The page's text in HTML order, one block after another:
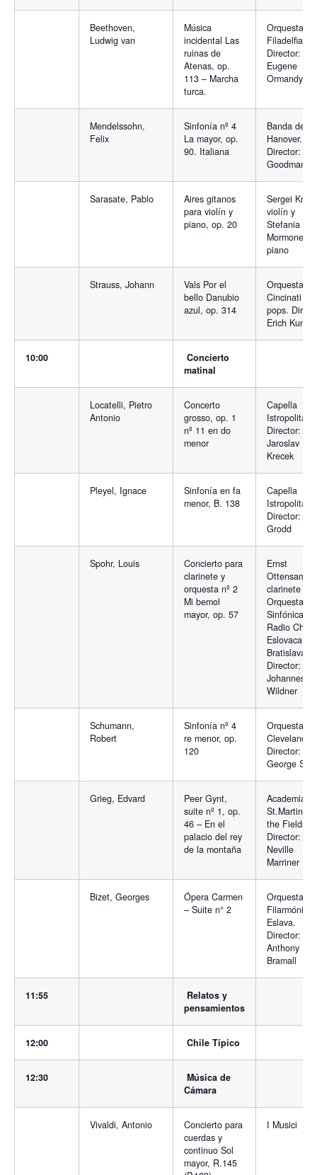
Beethoven,
Ludwig van
Música
incidental Las
ruinas de
Atenas, op.
113 – Marcha
turca.
Orquesta de
Filadelfia.
Director:
Eugene
Ormandy
Mendelssohn,
Felix
Sinfonía nº 4
La mayor, op.
90. Italiana
Banda de
Hanover.
Director:
Goodman
Sarasate, Pablo
Aires gitanos
para violín y
piano, op. 20
Sergei
violín y
Stefania
Mormone,
piano
Strauss, Johann
Vals Por el
bello Danubio
azul, op. 314
Orquesta
Cincinati
pops.
Erich Kunzel
10:00
Concierto
matinal
Locatelli, Pietro
Antonio
Concerto
grosso, op. 1
nº 11 en do
menor
Capella
Director:
Jaroslav
Krecek
Pleyel, Ignace
Sinfonía en fa
menor, B. 138
Capella
Director:
Grodd
Spohr, Louis
Concierto para
clarinete y
orquesta nº 2
Mi bemol
mayor, op. 57
Ernst
Ottensamer,
clarinete y
Orquesta
Sinfónica de
Radio
Eslovaca,
Bratislava.
Director:
Johannes
Wildner
Schumann,
Robert
Sinfonía nº 4
re menor, op.
120
Orquesta de
Cleveland.
Director:
George
Grieg, Edvard
Peer Gynt,
suite nº 1, op.
46 – En el
palacio del rey
de la montaña
Academia
St.Martin in
the Fields
Director:
Neville
Marriner
Bizet, Georges
Ópera Carmen
– Suite n° 2
Orquesta
Filarmónica
Eslava.
Director:
Anthony
Bramall
11:55
Relatos y
pensamientos
12:00 Chile Típico
12:30
Música de
Cámara
Vivaldi, Antonio
Concierto para
cuerdas y
continuo Sol
mayor, R.145
I Musici